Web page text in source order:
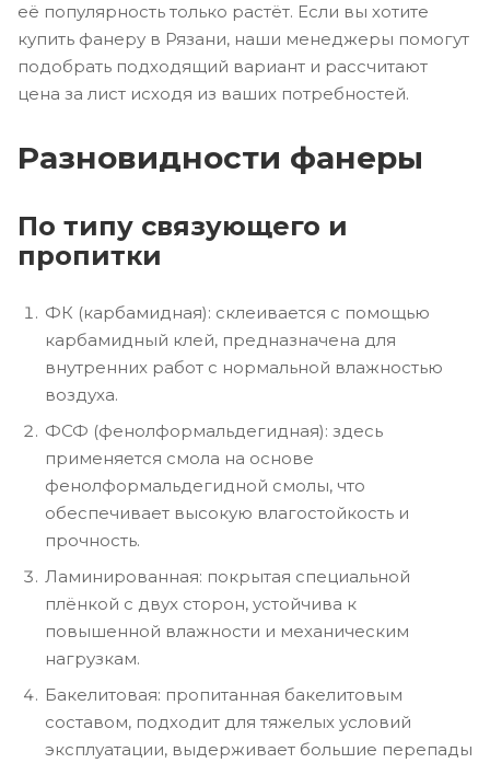
её популярность только растёт. Если вы хотите
купить фанеру в Рязани, наши менеджеры помогут
подобрать подходящий вариант и рассчитают
цена за лист исходя из ваших потребностей.
Разновидности фанеры
По типу связующего и
пропитки
ФК (карбамидная): склеивается с помощью
карбамидный клей, предназначена для
внутренних работ с нормальной влажностью
воздуха.
ФСФ (фенолформальдегидная): здесь
применяется смола на основе
фенолформальдегидной смолы, что
обеспечивает высокую влагостойкость и
прочность.
Ламинированная: покрытая специальной
плёнкой с двух сторон, устойчива к
повышенной влажности и механическим
нагрузкам.
Бакелитовая: пропитанная бакелитовым
составом, подходит для тяжелых условий
эксплуатации, выдерживает большие перепады